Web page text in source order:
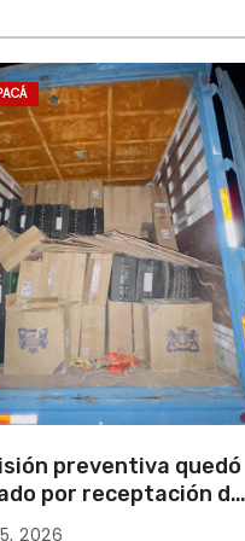
preventiva quedó
por receptación de
avaluados en
2026